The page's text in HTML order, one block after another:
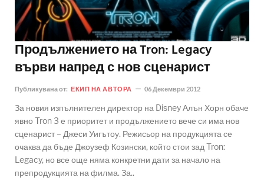
Продължението на Tron: Legacy
върви напред с нов сценарист
Публикувана от: ЕКИП НА АВТОРА 06 Декември 2012
За новия изпълнителен директор на Disney Алън Хорн обаче
явно Tron 3 е приоритет и продължението вече си има нов
сценарист – Джеси Уигътоу. Режисьор на продукцията се
очаква да бъде Джоузеф Козински, който стои зад Tron:
Legacy, но все още няма конкретни дати за начало на
препродукцията на филма. За..